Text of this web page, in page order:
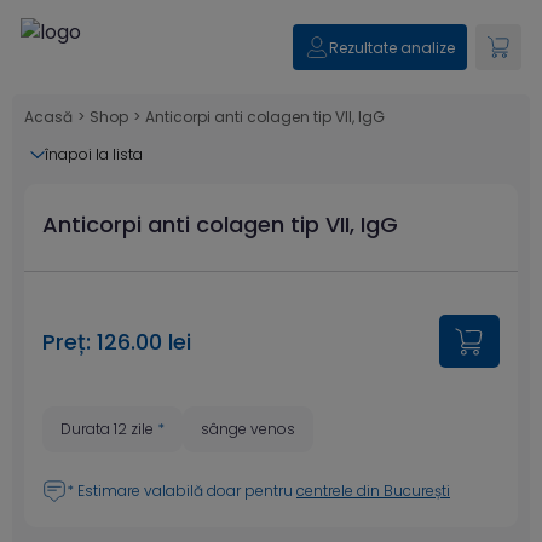
Rezultate analize
Acasă > Shop > Anticorpi anti colagen tip VII, IgG
înapoi la lista
Anticorpi anti colagen tip VII, IgG
Preț: 126.00 lei
Durata 12 zile * sânge venos
* Estimare valabilă doar pentru centrele din București